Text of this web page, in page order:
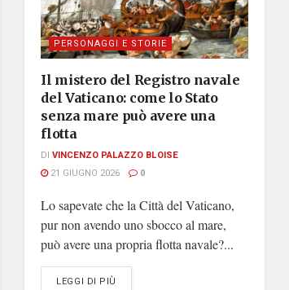
PERSONAGGI E STORIE
Il mistero del Registro navale
del Vaticano: come lo Stato
senza mare può avere una
flotta
DI VINCENZO PALAZZO BLOISE
21 GIUGNO 2026
0
Lo sapevate che la Città del Vaticano,
pur non avendo uno sbocco al mare,
può avere una propria flotta navale?...
LEGGI DI PIÙ